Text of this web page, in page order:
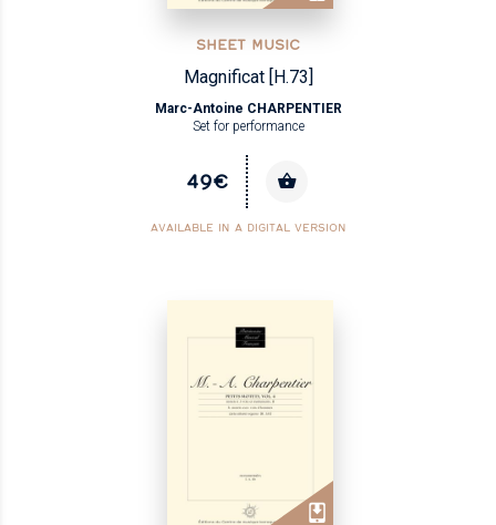
SHEET MUSIC
Magnificat [H.73]
Marc-Antoine CHARPENTIER
Set for performance
49€
AVAILABLE IN A DIGITAL VERSION